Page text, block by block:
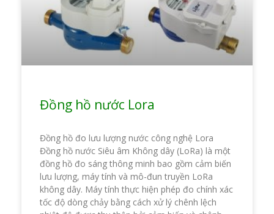
Đồng hồ nước Lora
Đồng hồ đo lưu lượng nước công nghệ Lora
Đồng hồ nước Siêu âm Không dây (LoRa) là một
đồng hồ đo sáng thông minh bao gồm cảm biến
lưu lượng, máy tính và mô-đun truyền LoRa
không dây. Máy tính thực hiện phép đo chính xác
tốc độ dòng chảy bằng cách xử lý chênh lệch